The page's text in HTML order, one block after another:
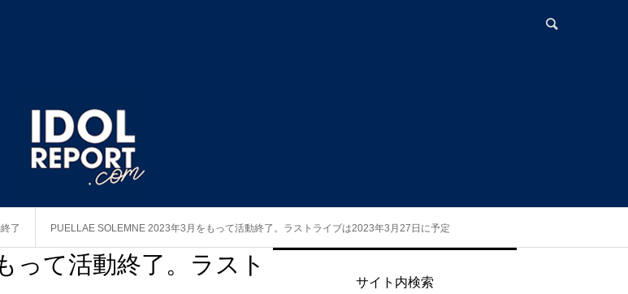
了 PUELLAE SOLEMNE 2023年3月をもって活動終了。ラストライブは2023年3月27日に予定
って活動終了。ラスト
サイト内検索